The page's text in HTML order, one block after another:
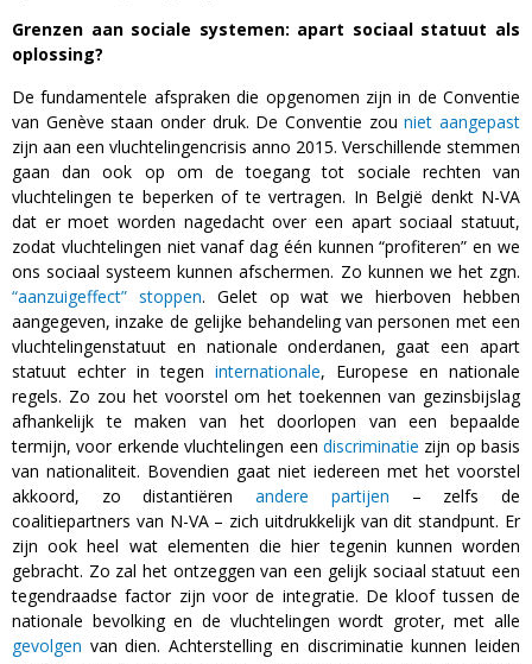
Grenzen aan sociale systemen: apart sociaal statuut als
oplossing?
De fundamentele afspraken die opgenomen zijn in de Conventie
van Genève staan onder druk. De Conventie zouniet aangepast
zijn aan een vluchtelingencrisis anno 2015. Verschillende stemmen
gaan dan ook op om de toegang tot sociale rechten van
vluchtelingen te beperken of te vertragen. In België denkt N-VA
dat er moet worden nagedacht over een apart sociaal statuut,
zodat vluchtelingen niet vanaf dag één kunnen “profiteren” en we
ons sociaal systeem kunnen afschermen. Zo kunnen we het zgn.
“aanzuigeffect” stoppen. Gelet op wat we hierboven hebben
aangegeven, inzake de gelijke behandeling van personen met een
vluchtelingenstatuut en nationale onderdanen, gaat een apart
statuut echter in tegen internationale, Europese en nationale
regels. Zo zou het voorstel om het toekennen van gezinsbijslag
afhankelijk te maken van het doorlopen van een bepaalde
termijn, voor erkende vluchtelingen een discriminatie zijn op basis
van nationaliteit. Bovendien gaat niet iedereen met het voorstel
akkoord, zo distantiëren andere partijen – zelfs de
coalitiepartners van N-VA – zich uitdrukkelijk van dit standpunt. Er
zijn ook heel wat elementen die hier tegenin kunnen worden
gebracht. Zo zal het ontzeggen van een gelijk sociaal statuut een
tegendraadse factor zijn voor de integratie. De kloof tussen de
nationale bevolking en de vluchtelingen wordt groter, met alle
gevolgen van dien. Achterstelling en discriminatie kunnen leiden